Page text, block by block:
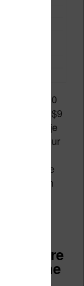
de 300
entre $9
que je
élevé pour
jet
souhaite
traduction
corrigé
traduire